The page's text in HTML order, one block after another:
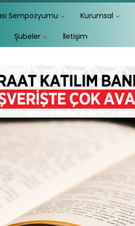
Sempozyumu Kurumsal
Şubeler İletişim